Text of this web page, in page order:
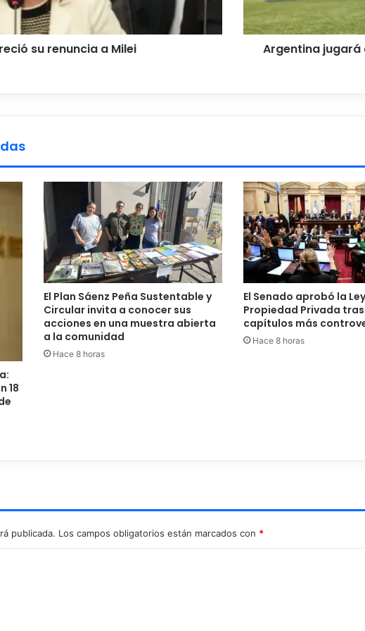
su renuncia a Milei
Mundial
Argentina jugará
18
El Plan Sáenz Peña Sustentable y
Circular invita a conocer sus
acciones en una muestra abierta
a la comunidad
Hace 8 horas
El Senado aprobó la
Propiedad Privada
capítulos más
Hace 8 horas
publicada. Los campos obligatorios están marcados con *